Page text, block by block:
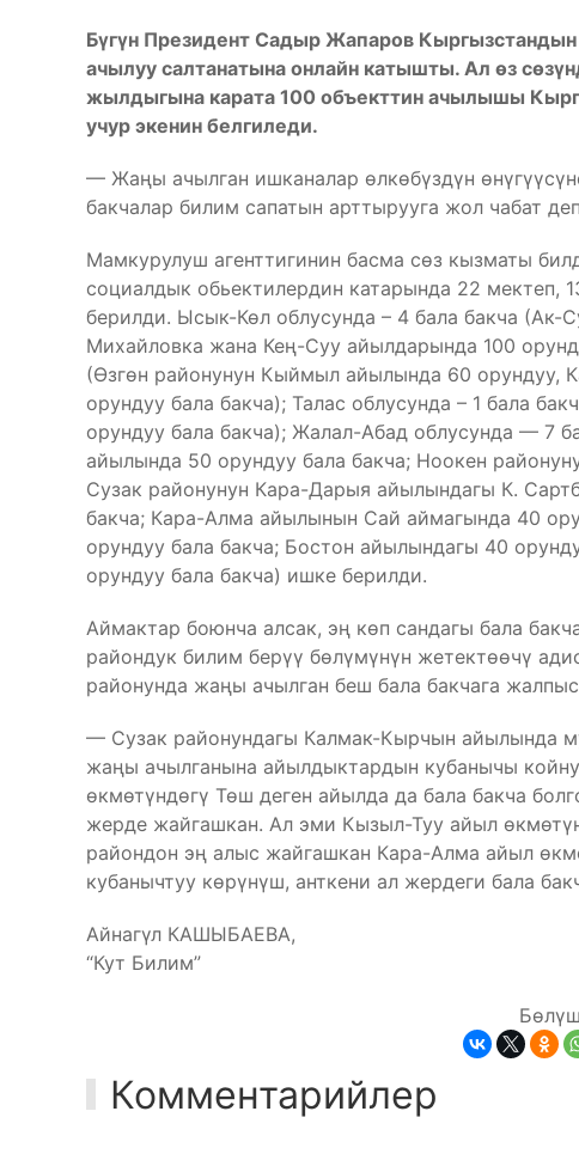
Бүгүн Президент Садыр Жапаров
ачылуу салтанатына онлайн катышты. Ал өз
жылдыгына карата 100 объекттин ачылышы
учур экенин белгиледи.
— Жаңы ачылган ишканалар өлкөбүздүн
бакчалар билим сапатын арттырууга жол чабат
Мамкурулуш агенттигинин басма сөз кызматы
социалдык обьектилердин катарында 22 мектеп,
берилди. Ысык-Көл облусунда – 4 бала бакча (Ак-
Михайловка жана Кең-Суу айылдарында 100
(Өзгөн районунун Кыймыл айылында 60 орундуу,
орундуу бала бакча); Талас облусунда – 1 бала
орундуу бала бакча); Жалал-Абад облусунда — 7
айылында 50 орундуу бала бакча; Ноокен
Сузак районунун Кара-Дарыя айылындагы К.
бакча; Кара-Алма айылынын Сай аймагында 40
орундуу бала бакча; Бостон айылындагы 40
орундуу бала бакча) ишке берилди.
Аймактар боюнча алсак, эң көп сандагы бала
райондук билим берүү бөлүмүнүн жетектөөчү
районунда жаңы ачылган беш бала бакчага
— Сузак районундагы Калмак-Кырчын айылында
жаңы ачылганына айылдыктардын кубанычы
өкмөтүндөгү Төш деген айылда да бала бакча
жерде жайгашкан. Ал эми Кызыл-Туу айыл
райондон эң алыс жайгашкан Кара-Алма айыл
кубанычтуу көрүнүш, анткени ал жердеги бала
Айнагүл КАШЫБАЕВА,
“Кут Билим”
Комментарийлер